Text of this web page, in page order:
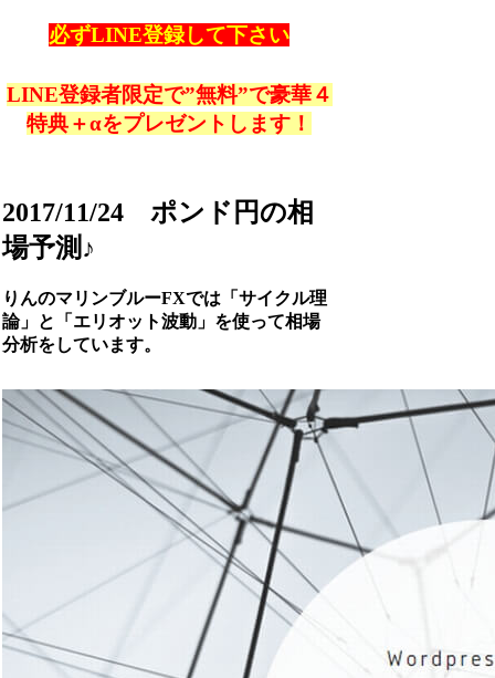
必ずLINE登録して下さい
LINE登録者限定で”無料”で豪華４
特典＋αをプレゼントします！
2017/11/24 ポンド円の相
場予測♪
りんのマリンブルーFXでは「サイクル理
論」と「エリオット波動」を使って相場
分析をしています。